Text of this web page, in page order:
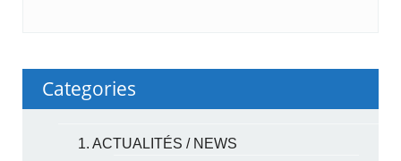
Categories
1. ACTUALITÉS / NEWS